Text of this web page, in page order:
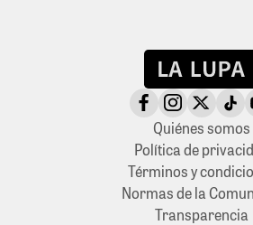
Quiénes somos
Política de
Términos y
Normas de la
Transparencia